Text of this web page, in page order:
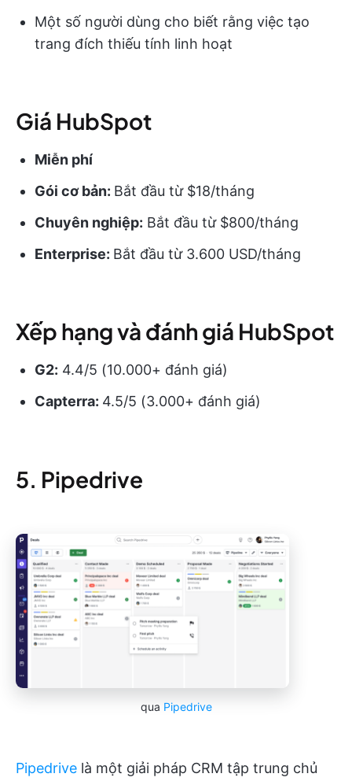
Một số người dùng cho biết rằng việc tạo
trang đích thiếu tính linh hoạt
Giá HubSpot
Miễn phí
Gói cơ bản: Bắt đầu từ $18/tháng
Chuyên nghiệp: Bắt đầu từ $800/tháng
Enterprise: Bắt đầu từ 3.600 USD/tháng
Xếp hạng và đánh giá HubSpot
G2: 4.4/5 (10.000+ đánh giá)
Capterra: 4.5/5 (3.000+ đánh giá)
5. Pipedrive
qua Pipedrive
Pipedrive là một giải pháp CRM tập trung chủ